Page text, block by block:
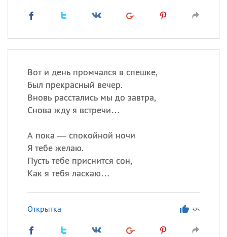
Вот и день промчался в спешке,
Был прекрасный вечер.
Вновь расстались мы до завтра,
Снова жду я встречи…
А пока — спокойной ночи
Я тебе желаю.
Пусть тебе приснится сон,
Как я тебя ласкаю…
Открытка 325